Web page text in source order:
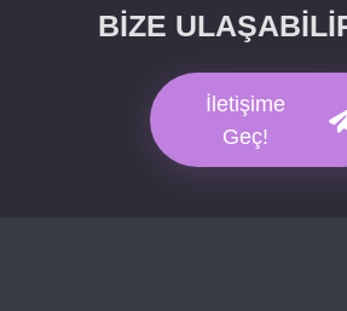
BİZE
İletişime
Geç!